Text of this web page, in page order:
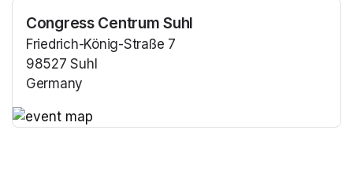
Congress Centrum Suhl
Friedrich-König-Straße 7
98527 Suhl
Germany